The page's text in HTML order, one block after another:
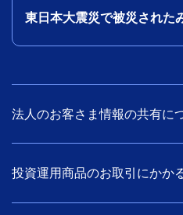
東日本大震災で被災された
法人のお客さま情報の共有に
投資運用商品のお取引にかか